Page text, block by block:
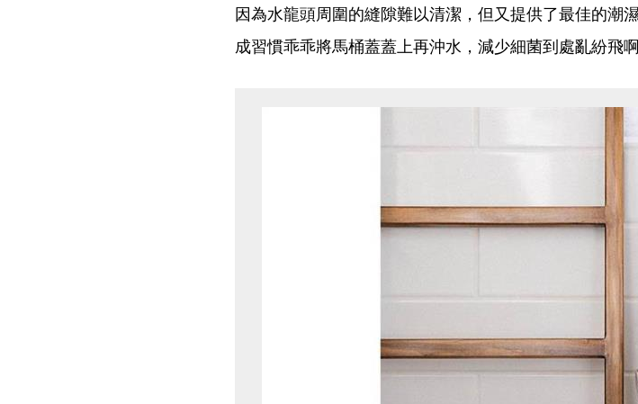
因為水龍頭周圍的縫隙難以清潔，但又提供了最佳的潮
成習慣乖乖將馬桶蓋蓋上再沖水，減少細菌到處亂紛飛啊